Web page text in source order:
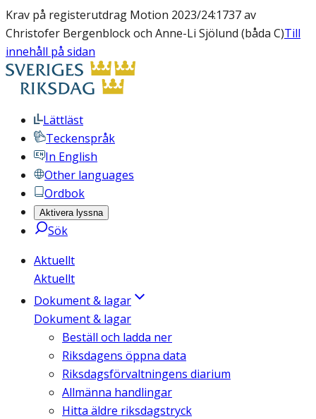
Krav på registerutdrag Motion 2023/24:1737 av
Christofer Bergenblock och Anne-Li Sjölund (båda C)Till
innehåll på sidan
Lättläst
Teckenspråk
In English
Other languages
Ordbok
Aktivera lyssna
Sök
Aktuellt
Aktuellt
Dokument & lagar
Dokument & lagar
Beställ och ladda ner
Riksdagens öppna data
Riksdagsförvaltningens diarium
Allmänna handlingar
Hitta äldre riksdagstryck